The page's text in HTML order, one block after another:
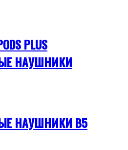
PLUS
НАУШНИКИ
НАУШНИКИ B5